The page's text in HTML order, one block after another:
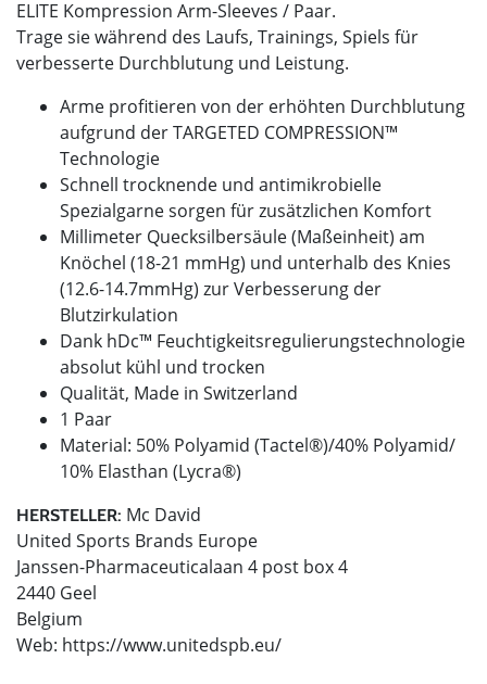
ELITE Kompression Arm-Sleeves / Paar.
Trage sie während des Laufs, Trainings, Spiels für
verbesserte Durchblutung und Leistung.
Arme profitieren von der erhöhten Durchblutung
aufgrund der TARGETED COMPRESSION™
Technologie
Schnell trocknende und antimikrobielle
Spezialgarne sorgen für zusätzlichen Komfort
Millimeter Quecksilbersäule (Maßeinheit) am
Knöchel (18-21 mmHg) und unterhalb des Knies
(12.6-14.7mmHg) zur Verbesserung der
Blutzirkulation
Dank hDc™ Feuchtigkeitsregulierungstechnologie
absolut kühl und trocken
Qualität, Made in Switzerland
1 Paar
Material: 50% Polyamid (Tactel®)/40% Polyamid/
10% Elasthan (Lycra®)
HERSTELLER: Mc David
United Sports Brands Europe
Janssen-Pharmaceuticalaan 4 post box 4
2440 Geel
Belgium
Web: https://www.unitedspb.eu/